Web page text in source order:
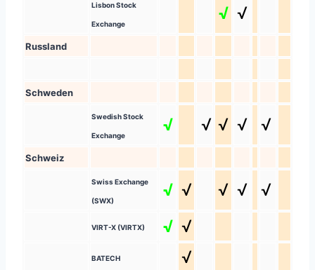
Lisbon Stock
Exchange
√ √
Russland
Schweden
Swedish Stock
Exchange
√ √ √ √ √
Schweiz
Swiss Exchange
(SWX)
√ √ √ √ √
VIRT-X (VIRTX) √ √
BATECH √